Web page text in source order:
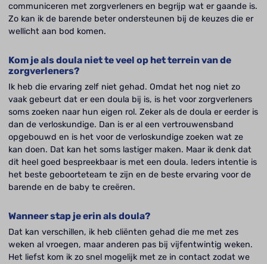
communiceren met zorgverleners en begrijp wat er gaande is.
Zo kan ik de barende beter ondersteunen bij de keuzes die er
wellicht aan bod komen.
Kom je als doula niet te veel op het terrein van de
zorgverleners?
Ik heb die ervaring zelf niet gehad. Omdat het nog niet zo
vaak gebeurt dat er een doula bij is, is het voor zorgverleners
soms zoeken naar hun eigen rol. Zeker als de doula er eerder is
dan de verloskundige. Dan is er al een vertrouwensband
opgebouwd en is het voor de verloskundige zoeken wat ze
kan doen. Dat kan het soms lastiger maken. Maar ik denk dat
dit heel goed bespreekbaar is met een doula. Ieders intentie is
het beste geboorteteam te zijn en de beste ervaring voor de
barende en de baby te creëren.
Wanneer stap je erin als doula?
Dat kan verschillen, ik heb cliënten gehad die me met zes
weken al vroegen, maar anderen pas bij vijfentwintig weken.
Het liefst kom ik zo snel mogelijk met ze in contact zodat we